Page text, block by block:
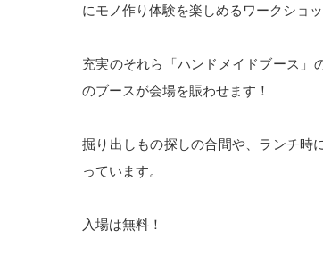
にモノ作り体験を楽しめるワークショッ
充実のそれら「ハンドメイドブース」
のブースが会場を賑わせます！
掘り出しもの探しの合間や、ランチ時
っています。
入場は無料！